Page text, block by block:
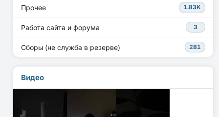
Прочее 1.83K
Работа сайта и форума 3
Сборы (не служба в резерве) 281
Видео